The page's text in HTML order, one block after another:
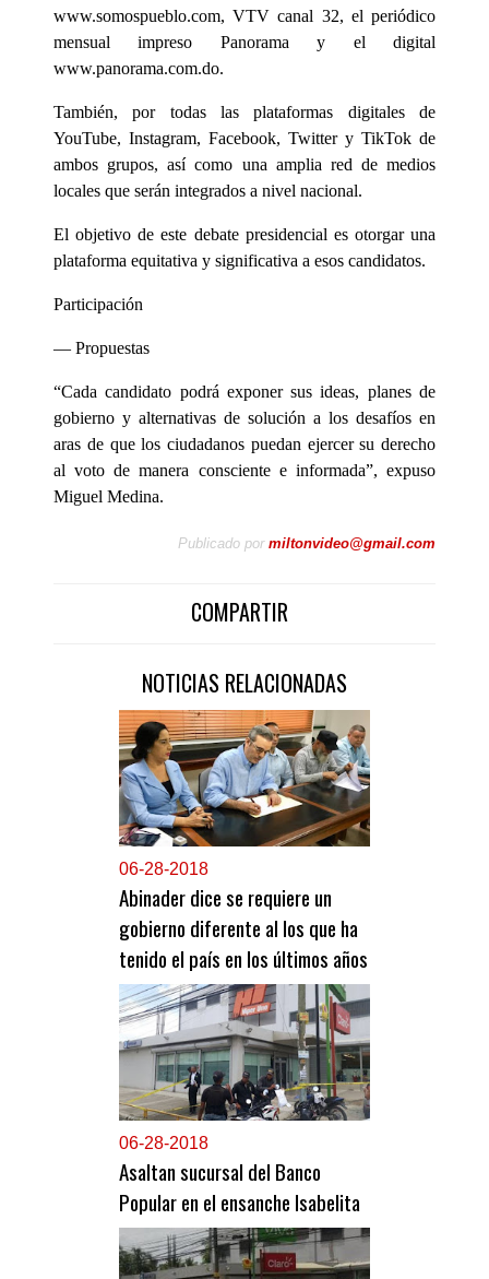
www.somospueblo.com, VTV canal 32, el periódico
mensual impreso Panorama y el digital
www.panorama.com.do.
También, por todas las plataformas digitales de
YouTube, Instagram, Facebook, Twitter y TikTok de
ambos grupos, así como una amplia red de medios
locales que serán integrados a nivel nacional.
El objetivo de este debate presidencial es otorgar una
plataforma equitativa y significativa a esos candidatos.
Participación
— Propuestas
“Cada candidato podrá exponer sus ideas, planes de
gobierno y alternativas de solución a los desafíos en
aras de que los ciudadanos puedan ejercer su derecho
al voto de manera consciente e informada”, expuso
Miguel Medina.
Publicado por miltonvideo@gmail.com
COMPARTIR
NOTICIAS RELACIONADAS
06-28-2018
Abinader dice se requiere un
gobierno diferente al los que ha
tenido el país en los últimos años
06-28-2018
Asaltan sucursal del Banco
Popular en el ensanche Isabelita